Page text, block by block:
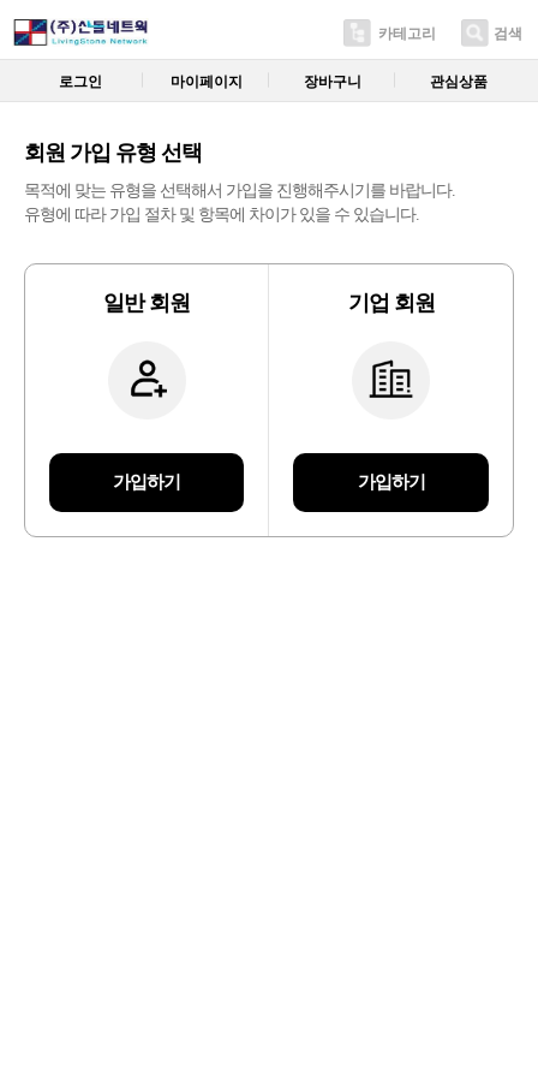
카테고리 검색
로그인 마이페이지 장바구니 관심상품
회원 가입 유형 선택
목적에 맞는 유형을 선택해서 가입을 진행해주시기를 바랍니다.
유형에 따라 가입 절차 및 항목에 차이가 있을 수 있습니다.
일반 회원
가입하기
기업 회원
가입하기